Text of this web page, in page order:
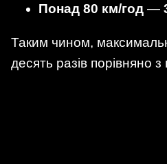
Понад 80 км/год —
Таким чином,
десять разів порівняно